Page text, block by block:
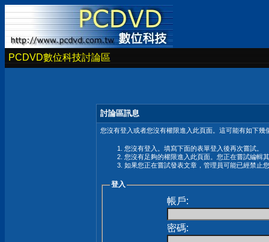
PCDVD數位科技討論區
討論區訊息
您沒有登入或者您沒有權限進入此頁面。這可能有如下幾
您沒有登入。填寫下面的表單登入後再次嘗試。
您沒有足夠的權限進入此頁面。您正在嘗試編輯
如果您正在嘗試發表文章，管理員可能已經禁止
登入
帳戶:
密碼: